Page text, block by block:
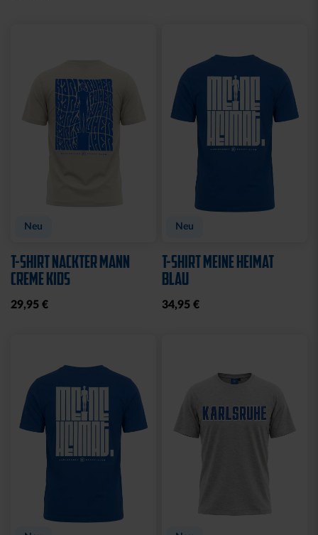
Neu
T-SHIRT NACKTER MANN
CREME KIDS
29,95 €
Neu
T-SHIRT MEINE HEIMAT
BLAU
34,95 €